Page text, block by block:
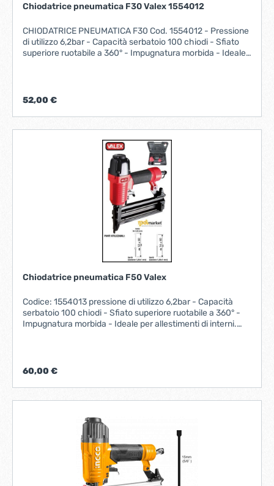
mm (Larg) x 16-40 mm (Lung) Calibro groppini Tipo B12 (18
Gauge) Sezione 1,25x1,0 mm - Testa 1,9 mm Lunghezza
ferma vetro Dimensione 248x257 mm Peso 1,16 Kg
Chiodatrice pneumatica F30 Valex 1554012
CHIODATRICE PNEUMATICA F30 Cod. 1554012 - Pressione
di utilizzo 6,2bar - Capacità serbatoio 100 chiodi - Sfiato
superiore ruotabile a 360° - Impugnatura morbida - Ideale
52,00 €
Chiodatrice pneumatica F50 Valex
Codice: 1554013 pressione di utilizzo 6,2bar - Capacità
serbatoio 100 chiodi - Sfiato superiore ruotabile a 360° -
Impugnatura morbida - Ideale per allestimenti di interni.
60,00 €